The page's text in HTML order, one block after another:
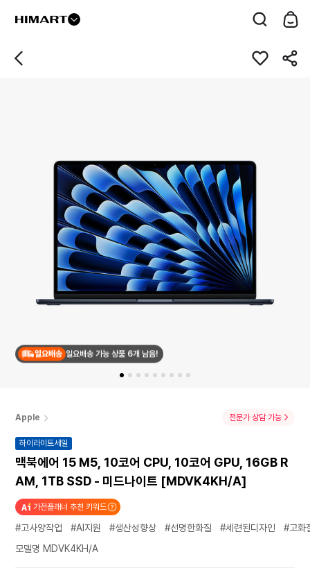
일요배송 일요배송 가능 상품6개 남음!
Apple 전문가 상담 가능
하이라이트세일
맥북에어 15 M5, 10코어 CPU, 10코어 GPU, 16GB R
AM, 1TB SSD - 미드나이트 [MDVK4KH/A]
가전플래너 추천 키워드
#고사양작업 #AI지원 #생산성향상 #선명한화질 #세련된디자인
#고화
모델명 MDVK4KH/A